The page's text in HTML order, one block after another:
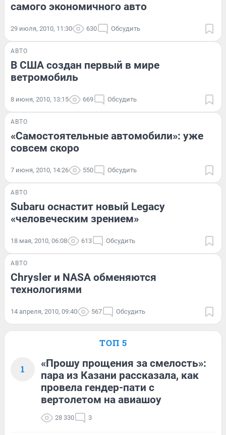
самого экономичного авто
29 июля, 2010, 11:30 630 Обсудить
АВТО
В США создан первый в мире
ветромобиль
8 июня, 2010, 13:15 669 Обсудить
АВТО
«Самостоятельные автомобили»: уже
совсем скоро
7 июня, 2010, 14:26 550 Обсудить
АВТО
Subaru оснастит новый Legacy
«человеческим зрением»
18 мая, 2010, 06:08 613 Обсудить
АВТО
Chrysler и NASA обменяются
технологиями
14 апреля, 2010, 09:40 567 Обсудить
ТОП 5
1
«Прошу прощения за смелость»:
пара из Казани рассказала, как
провела гендер-пати с
вертолетом на авиашоу
28 330 3